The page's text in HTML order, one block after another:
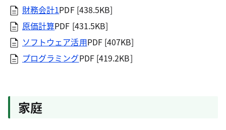
財務会計1PDF [438.5KB]
原価計算PDF [431.5KB]
ソフトウェア活用PDF [407KB]
プログラミングPDF [419.2KB]
家庭